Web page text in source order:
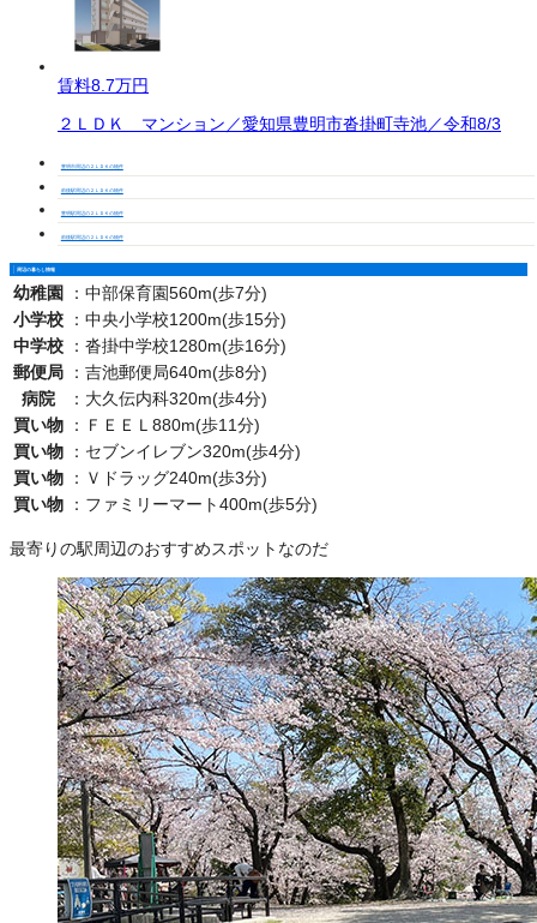
賃料8.7万円
２ＬＤＫ マンション／愛知県豊明市沓掛町寺池／令和8/3
豊明市周辺の２ＬＤＫの物件
前後駅周辺の２ＬＤＫの物件
豊明駅周辺の２ＬＤＫの物件
前後駅周辺の２ＬＤＫの物件
周辺の暮らし情報
幼稚園 ： 中部保育園560m(歩7分)
小学校
： 中央小学校1200m(歩15分)
中学校
： 沓掛中学校1280m(歩16分)
郵便局
： 吉池郵便局640m(歩8分)
病院
： 大久伝内科320m(歩4分)
買い物
：
ＦＥＥＬ880m(歩11分)
買い物
： セブンイレブン320m(歩4分)
買い物
： Ｖドラッグ240m(歩3分)
買い物
： ファミリーマート400m(歩5分)
最寄りの駅周辺のおすすめスポットなのだ